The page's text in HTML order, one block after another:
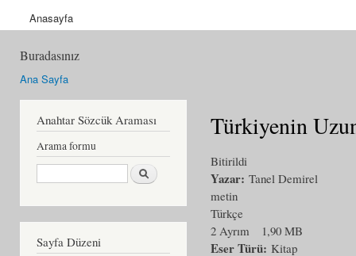
Anasayfa
Buradasınız
Ana Sayfa
Anahtar Sözcük Araması
Arama formu
Ara
Sayfa Düzeni
Türkiyenin
Bitirildi
Yazar: Tanel Demirel
metin
Türkçe
2 Ayrım
1,90 MB
Eser Türü: Kitap